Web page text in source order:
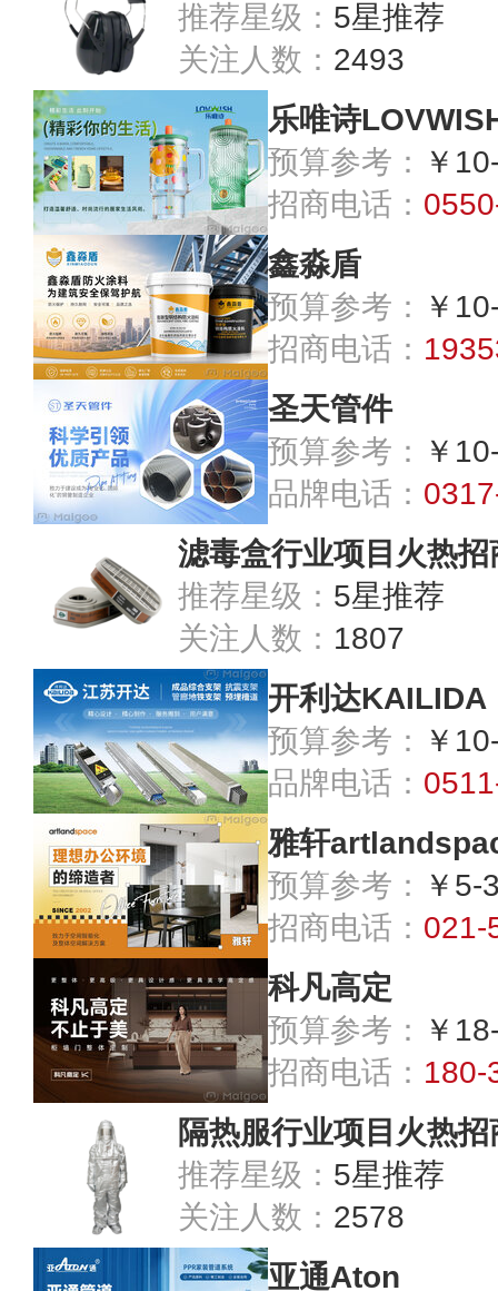
推荐星级： 5星推荐
关注人数： 2493
乐唯诗
预算参考：
￥
招商电话：
鑫淼盾
预算参考：
￥
招商电话：
圣天管件
预算参考：
￥
品牌电话：
滤毒盒行业项目火热招
推荐星级： 5星推荐
关注人数： 1807
开利达KAILIDA
预算参考：
￥
品牌电话：
雅轩
预算参考：
￥5-
招商电话： 021-
科凡高定
预算参考：
￥
招商电话： 180-
隔热服行业项目火热招
推荐星级： 5星推荐
关注人数： 2578
亚通Aton